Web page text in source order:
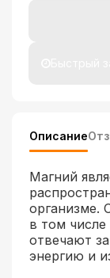
Описание
Магний
организме.
в том
отвечают
энергию и